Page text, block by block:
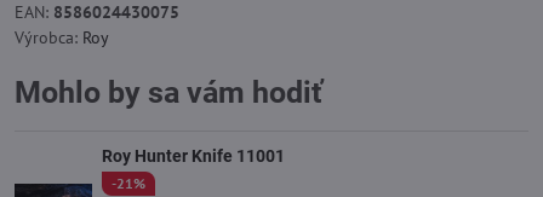
EAN: 8586024430075
Výrobca: Roy
Mohlo by sa vám hodiť
Roy Hunter Knife 11001
-21%